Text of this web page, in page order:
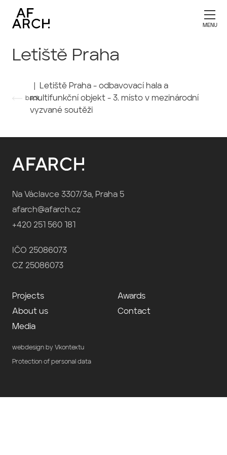
Letiště Praha
back
| Letiště Praha - odbavovací hala a
multifunkční objekt - 3. místo v mezinárodní
vyzvané soutěži
Projects
About us
Media
Awards
Contact
Na Václavce 3307/3a, Praha 5
afarch@afarch.cz
+420 251 560 181
IČO 25086073
CZ 25086073
webdesign by Vkontextu
Protection of personal data